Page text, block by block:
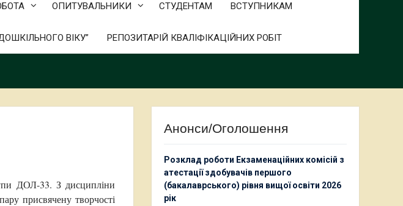
ОПИТУВАЛЬНИКИ СТУДЕНТАМ ВСТУПНИКАМ
ВІКУ” РЕПОЗИТАРІЙ КВАЛІФІКАЦІЙНИХ РОБІТ
ДОЛ-33. З дисципліни
присвячену творчості
Анонси/Оголошення
Розклад роботи Екзаменаційних комісій з
атестації здобувачів першого
(бакалаврського) рівня вищої освіти 2026
рік